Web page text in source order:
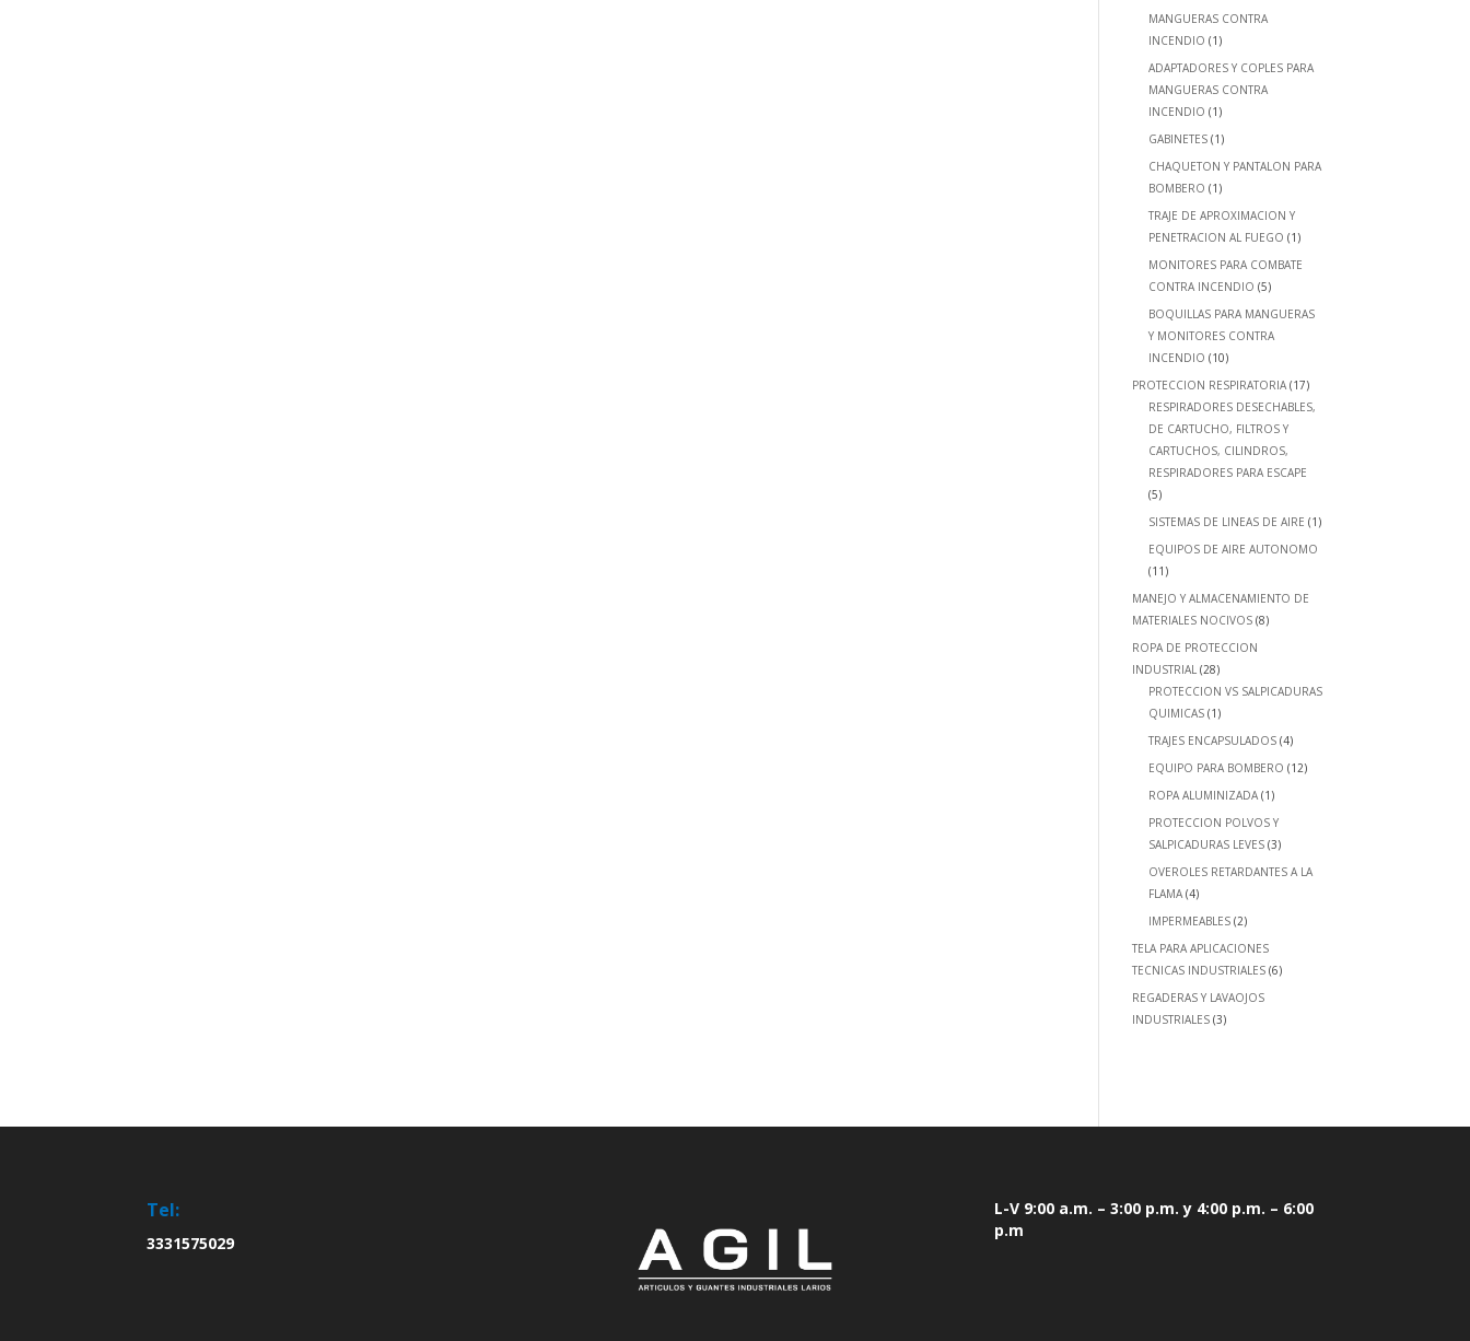
MANGUERAS CONTRA
INCENDIO (1)
ADAPTADORES Y COPLES PARA
MANGUERAS CONTRA
INCENDIO (1)
GABINETES (1)
CHAQUETON Y PANTALON PARA
BOMBERO (1)
TRAJE DE APROXIMACION Y
PENETRACION AL FUEGO (1)
MONITORES PARA COMBATE
CONTRA INCENDIO (5)
BOQUILLAS PARA MANGUERAS
Y MONITORES CONTRA
INCENDIO (10)
PROTECCION RESPIRATORIA (17)
RESPIRADORES DESECHABLES,
DE CARTUCHO, FILTROS Y
CARTUCHOS, CILINDROS,
RESPIRADORES PARA ESCAPE
(5)
SISTEMAS DE LINEAS DE AIRE (1)
EQUIPOS DE AIRE AUTONOMO
(11)
MANEJO Y ALMACENAMIENTO DE
MATERIALES NOCIVOS (8)
ROPA DE PROTECCION
INDUSTRIAL (28)
PROTECCION VS SALPICADURAS
QUIMICAS (1)
TRAJES ENCAPSULADOS (4)
EQUIPO PARA BOMBERO (12)
ROPA ALUMINIZADA (1)
PROTECCION POLVOS Y
SALPICADURAS LEVES (3)
OVEROLES RETARDANTES A LA
FLAMA (4)
IMPERMEABLES (2)
TELA PARA APLICACIONES
TECNICAS INDUSTRIALES (6)
REGADERAS Y LAVAOJOS
INDUSTRIALES (3)
Tel:
3331575029
L-V 9:00 a.m. – 3:00 p.m. y 4:00 p.m. – 6:00
p.m